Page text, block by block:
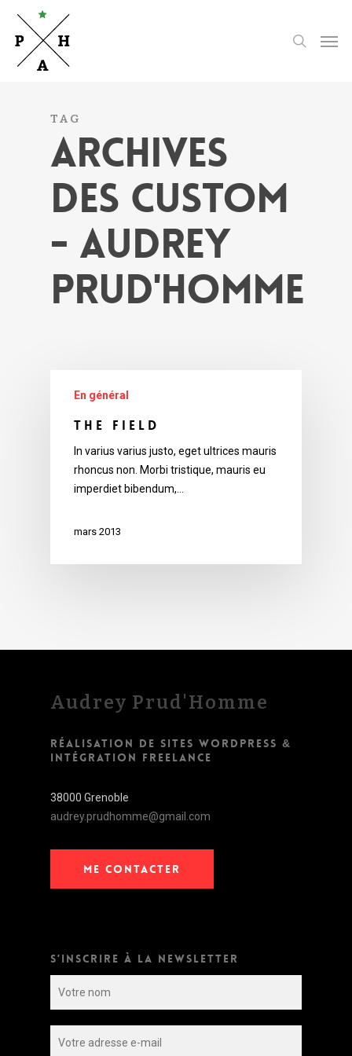
main
content
search
TAG
ARCHIVES
DES CUSTOM
- AUDREY
PRUD'HOMME
En général
The Field
In varius varius justo, eget ultrices mauris
rhoncus non. Morbi tristique, mauris eu
imperdiet bibendum,…
mars 2013
Audrey Prud'Homme
RÉALISATION DE SITES WORDPRESS &
INTÉGRATION FREELANCE
38000 Grenoble
audrey.prudhomme@gmail.com
ME CONTACTER
S’INSCRIRE À LA NEWSLETTER